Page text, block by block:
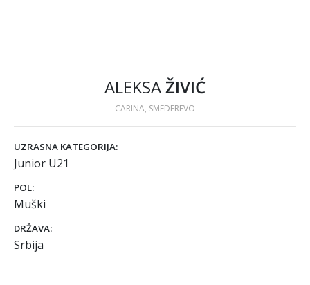
ALEKSAŽIVIĆ
CARINA, SMEDEREVO
UZRASNA KATEGORIJA:
Junior U21
POL:
Muški
DRŽAVA:
Srbija